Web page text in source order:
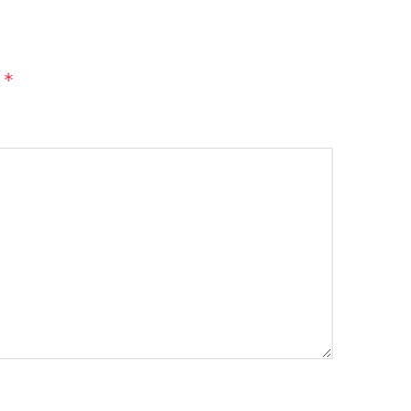
*